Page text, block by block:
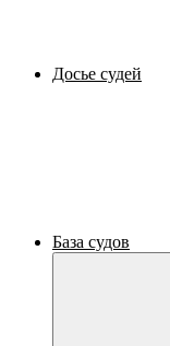
Досье судей
База судов